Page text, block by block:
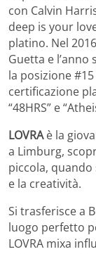
con Calvin
deep is your
platino. Nel
Guetta e l’anno
la posizione
certificazione
“48HRS” e
LOVRAè la
a Limburg,
piccola,
e la creatività.
Si trasferisce a
luogo perfetto
LOVRA mixa